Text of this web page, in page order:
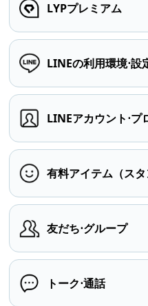
LYPプレミアム
LINEの利用環境⋅設
LINEアカウント⋅プ
有料アイテム（スタ
友だち⋅グループ
トーク⋅通話